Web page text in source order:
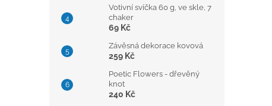
Votivní svíčka 60 g, ve skle, 7
chaker
69 Kč
Závěsná dekorace kovová
259 Kč
Poetic Flowers - dřevěný
knot
240 Kč